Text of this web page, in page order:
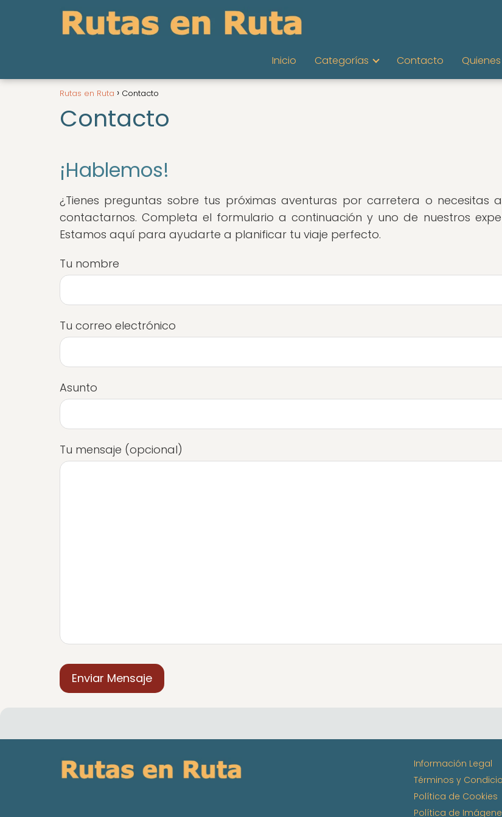
Inicio Categorías Contacto
Rutas en Ruta Contacto
Contacto
¡Hablemos!
¿Tienes preguntas sobre tus próximas aventuras por carretera o
contactarnos. Completa el formulario a continuación y uno de nuestros
Estamos aquí para ayudarte a planificar tu viaje perfecto.
Tu nombre
Tu correo electrónico
Asunto
Tu mensaje (opcional)
Información Legal
Términos y
Política de Cookies
Política de